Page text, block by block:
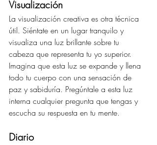
Visualización
La visualización creativa es otra técnica
útil. Siéntate en un lugar tranquilo y
visualiza una luz brillante sobre tu
cabeza que representa tu yo superior.
Imagina que esta luz se expande y llena
todo tu cuerpo con una sensación de
paz y sabiduría. Pregúntale a esta luz
interna cualquier pregunta que tengas y
escucha su respuesta en tu mente.
Diario